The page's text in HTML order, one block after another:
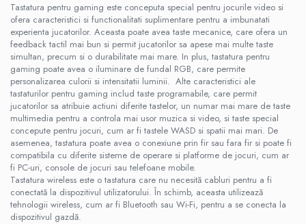
Aparate de spalat cu presiune
Compresoare
Tastatura pentru gaming este conceputa special pentru jocurile video si
ofera caracteristici si functionalitati suplimentare pentru a imbunatati
experienta jucatorilor. Aceasta poate avea taste mecanice, care ofera un
feedback tactil mai bun si permit jucatorilor sa apese mai multe taste
simultan, precum si o durabilitate mai mare. In plus, tastatura pentru
gaming poate avea o iluminare de fundal RGB, care permite
personalizarea culorii si intensitatii luminii. Alte caracteristici ale
tastaturilor pentru gaming includ taste programabile, care permit
jucatorilor sa atribuie actiuni diferite tastelor, un numar mai mare de taste
multimedia pentru a controla mai usor muzica si video, si taste special
concepute pentru jocuri, cum ar fi tastele WASD si spatii mai mari. De
asemenea, tastatura poate avea o conexiune prin fir sau fara fir si poate fi
compatibila cu diferite sisteme de operare si platforme de jocuri, cum ar
fi PC-uri, console de jocuri sau telefoane mobile.
Tastatura wireless este o tastatura care nu necesită cabluri pentru a fi
conectată la dispozitivul utilizatorului. În schimb, aceasta utilizează
tehnologii wireless, cum ar fi Bluetooth sau Wi-Fi, pentru a se conecta la
dispozitivul gazdă.